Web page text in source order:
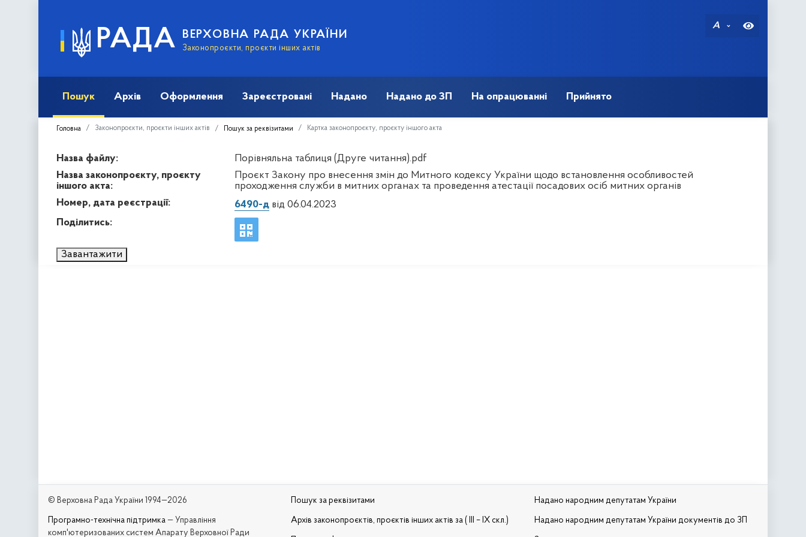
РАДА ВЕРХОВНА РАДА УКРАЇНИ
Законопроєкти, проєкти інших актів
A
Пошук Архів Оформлення Зареєстровані Надано Надано до ЗП На опрацюванні Прийнято
Головна Законопроєкти, проєкти інших актів Пошук за реквізитами Картка законопроєкту, проєкту іншого акта
Назва файлу:
Порівняльна таблиця (Друге читання).pdf
Назва законопроєкту, проєкту
іншого акта:
Проєкт Закону про внесення змін до Митного кодексу України щодо встановлення особливостей
проходження служби в митних органах та проведення атестації посадових осіб митних органів
Номер, дата реєстрації:
6490-двід 06.04.2023
Поділитись:
Завантажити
© Верховна Рада України 1994—2026
Програмно-технічна підтримка — Управління
комп'ютеризованих систем Апарату Верховної Ради
Пошук за реквізитами
Архів законопроєктів, проєктів інших актів за ( III – IX скл.)
Надано народним депутатам України
Надано народним депутатам України документів до ЗП